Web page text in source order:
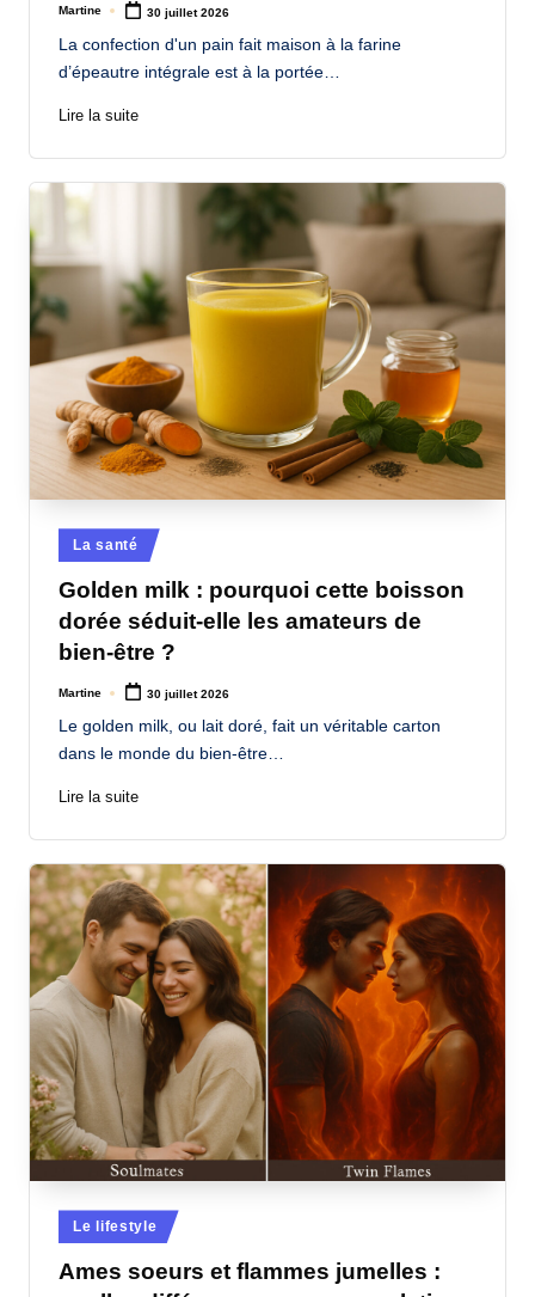
Posted
Martine 30 juillet 2026
La confection d'un pain fait maison à la farine
d’épeautre intégrale est à la portée…
Lire la suite
Posted
in
La santé
Golden milk : pourquoi cette boisson
dorée séduit-elle les amateurs de
bien-être ?
Posted
Martine 30 juillet 2026
Le golden milk, ou lait doré, fait un véritable carton
dans le monde du bien-être…
Lire la suite
Posted
in
Le lifestyle
Ames soeurs et flammes jumelles :